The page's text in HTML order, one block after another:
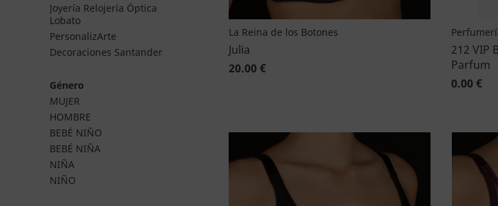
Joyería Relojería Óptica
Lobato
PersonalizArte
Decoraciones Santander
Género
MUJER
HOMBRE
BEBÉ NIÑO
BEBÉ NIÑA
NIÑA
NIÑO
La Reina de los Botones
Julia
20.00 €
212 VIP
Parfum
0.00 €